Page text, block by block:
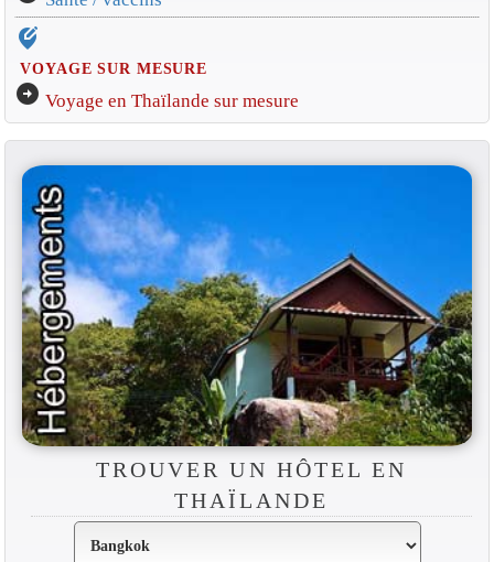
edit_location_alt
VOYAGE SUR MESURE
arrow_circle_right Voyage en Thaïlande sur mesure
TROUVER UN HÔTEL EN
THAÏLANDE